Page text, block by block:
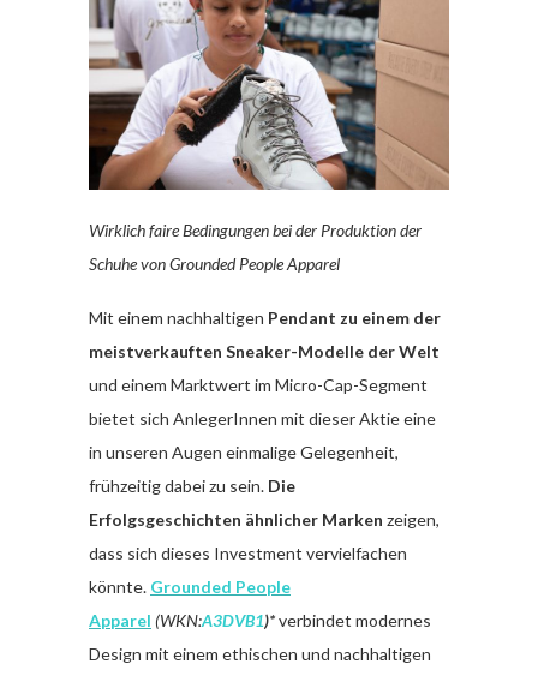
Wirklich faire Bedingungen bei der Produktion der
Schuhe von Grounded People Apparel
Mit einem nachhaltigen Pendant zu einem der
meistverkauften Sneaker-Modelle der Welt
und einem Marktwert im Micro-Cap-Segment
bietet sich AnlegerInnen mit dieser Aktie eine
in unseren Augen einmalige Gelegenheit,
frühzeitig dabei zu sein. Die
Erfolgsgeschichten ähnlicher Marken zeigen,
dass sich dieses Investment vervielfachen
könnte. Grounded People
Apparel (WKN:A3DVB1)*verbindet modernes
Design mit einem ethischen und nachhaltigen